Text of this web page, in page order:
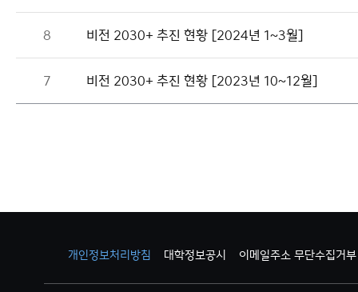
8 비전 2030+ 추진 현황 [2024년 1~3월]
7 비전 2030+ 추진 현황 [2023년 10~12월]
개인정보처리방침 대학정보공시 이메일주소 무단수집거부